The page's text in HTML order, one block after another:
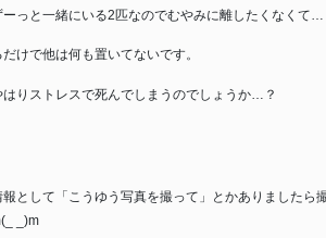
っと一緒にいる2匹なのでむやみに離したくなくて…
けで他は何も置いてないです。
はりストレスで死んでしまうのでしょうか…？
として「こうゆう写真を撮って」とかありましたら
_)m